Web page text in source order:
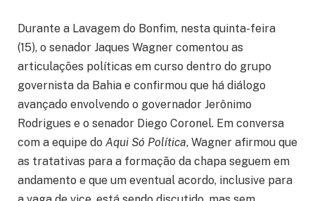
Durante a Lavagem do Bonfim, nesta quinta-feira
(15), o senador Jaques Wagner comentou as
articulações políticas em curso dentro do grupo
governista da Bahia e confirmou que há diálogo
avançado envolvendo o governador Jerônimo
Rodrigues e o senador Diego Coronel. Em conversa
com a equipe do Aqui Só Política, Wagner afirmou que
as tratativas para a formação da chapa seguem em
andamento e que um eventual acordo, inclusive para